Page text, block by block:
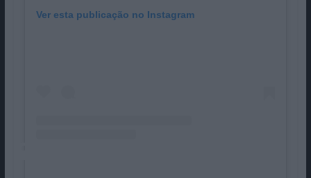
Ver esta publicação no Instagram